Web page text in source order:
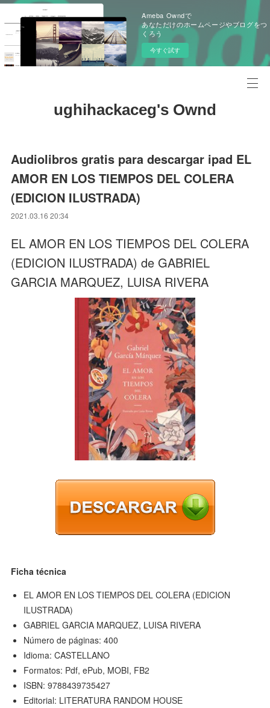
Ameba Owndで
あなただけのホームページやブログをつ
くろう
今すぐ試す
ughihackaceg's Ownd
Audiolibros gratis para descargar ipad EL
AMOR EN LOS TIEMPOS DEL COLERA
(EDICION ILUSTRADA)
2021.03.16 20:34
EL AMOR EN LOS TIEMPOS DEL COLERA
(EDICION ILUSTRADA) de GABRIEL
GARCIA MARQUEZ, LUISA RIVERA
Ficha técnica
EL AMOR EN LOS TIEMPOS DEL COLERA (EDICION
ILUSTRADA)
GABRIEL GARCIA MARQUEZ, LUISA RIVERA
Número de páginas: 400
Idioma: CASTELLANO
Formatos: Pdf, ePub, MOBI, FB2
ISBN: 9788439735427
Editorial: LITERATURA RANDOM HOUSE